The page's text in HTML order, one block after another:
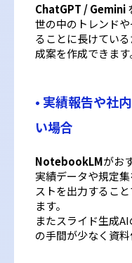
ChatGPT / Gemini
世の中のトレンド
ることに長けてい
成案を作成できます
• 実績報告や社
い場合
NotebookLMがお
実績データや規定
ストを出力するこ
ます。
またスライド生成
の手間が少なく資